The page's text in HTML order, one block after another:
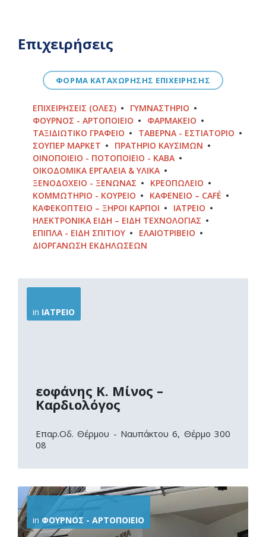
Επιχειρήσεις
ΦΟΡΜΑ ΚΑΤΑΧΩΡΗΣΗΣ ΕΠΙΧΕΙΡΗΣΗΣ
ΕΠΙΧΕΙΡΉΣΕΙΣ (ΌΛΕΣ)
ΓΥΜΝΑΣΤΉΡΙΟ
ΦΟΎΡΝΟΣ - ΑΡΤΟΠΟΙΕΊΟ
ΦΑΡΜΑΚΕΊΟ
ΤΑΞΙΔΙΩΤΙΚΌ ΓΡΑΦΕΊΟ
ΤΑΒΈΡΝΑ - ΕΣΤΙΑΤΌΡΙΟ
ΣΟΎΠΕΡ ΜΆΡΚΕΤ
ΠΡΑΤΉΡΙΟ ΚΑΥΣΊΜΩΝ
ΟΙΝΟΠΟΙΕΊΟ - ΠΟΤΟΠΟΙΕΊΟ - ΚΆΒΑ
ΟΙΚΟΔΟΜΙΚΆ ΕΡΓΑΛΕΊΑ & ΥΛΙΚΆ
ΞΕΝΟΔΟΧΕΊΟ - ΞΕΝΏΝΑΣ
ΚΡΕΟΠΩΛΕΊΟ
ΚΟΜΜΩΤΉΡΙΟ - ΚΟΥΡΕΊΟ
ΚΑΦΕΝΕΊΟ – CAFÉ
ΚΑΦΕΚΟΠΤΕΊΟ – ΞΗΡΟΊ ΚΑΡΠΟΊ
ΙΑΤΡΕΊΟ
ΗΛΕΚΤΡΟΝΙΚΆ ΕΊΔΗ – ΕΊΔΗ ΤΕΧΝΟΛΟΓΊΑΣ
ΈΠΙΠΛΑ - ΕΊΔΗ ΣΠΙΤΙΟΎ
ΕΛΑΙΟΤΡΙΒΕΊΟ
ΔΙΟΡΓΆΝΩΣΗ ΕΚΔΗΛΏΣΕΩΝ
εοφάνης Κ. Μίνος –
Καρδιολόγος
Επαρ.Οδ. Θέρμου - Ναυπάκτου 6, Θέρμο 300
08
in ΙΑΤΡΕΊΟ
More
in ΦΟΎΡΝΟΣ - ΑΡΤΟΠΟΙΕΊΟ
More
Info